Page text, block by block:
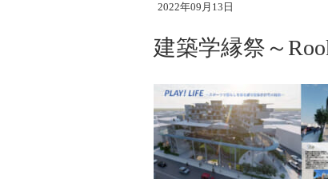
2022年09月13日
建築学縁祭～